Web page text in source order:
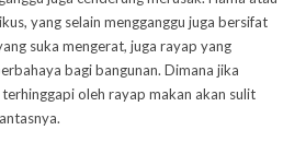
yang selain mengganggu juga bersifat
suka mengerat, juga rayap yang
bagi bangunan. Dimana jika
oleh rayap makan akan sulit